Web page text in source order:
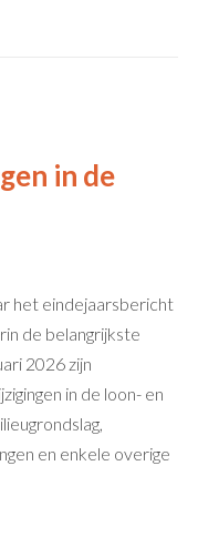
in de
het eindejaarsbericht
de belangrijkste
2026 zijn
in de loon- en
en enkele overige